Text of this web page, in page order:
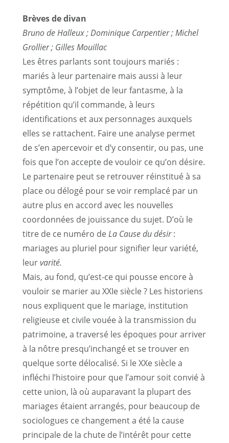
Brèves de divan
Bruno de Halleux ; Dominique Carpentier ; Michel
Grollier ; Gilles Mouillac
Les êtres parlants sont toujours mariés :
mariés à leur partenaire mais aussi à leur
symptôme, à l’objet de leur fantasme, à la
répétition qu’il commande, à leurs
identifications et aux personnages auxquels
elles se rattachent. Faire une analyse permet
de s’en apercevoir et d’y consentir, ou pas, une
fois que l’on accepte de vouloir ce qu’on désire.
Le partenaire peut se retrouver réinstitué à sa
place ou délogé pour se voir remplacé par un
autre plus en accord avec les nouvelles
coordonnées de jouissance du sujet. D’où le
titre de ce numéro deLa Cause du désir:
mariages au pluriel pour signifier leur variété,
leurvarité.
Mais, au fond, qu’est-ce qui pousse encore à
vouloir se marier au XXIe siècle ? Les historiens
nous expliquent que le mariage, institution
religieuse et civile vouée à la transmission du
patrimoine, a traversé les époques pour arriver
à la nôtre presqu’inchangé et se trouver en
quelque sorte délocalisé. Si le XXe siècle a
infléchi l’histoire pour que l’amour soit convié à
cette union, là où auparavant la plupart des
mariages étaient arrangés, pour beaucoup de
sociologues ce changement a été la cause
principale de la chute de l’intérêt pour cette